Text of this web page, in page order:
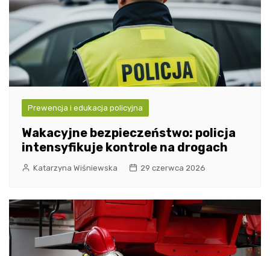
Prewencja i edukacja policyjna
Wakacyjne bezpieczeństwo: policja
intensyfikuje kontrole na drogach
Katarzyna Wiśniewska 29 czerwca 2026